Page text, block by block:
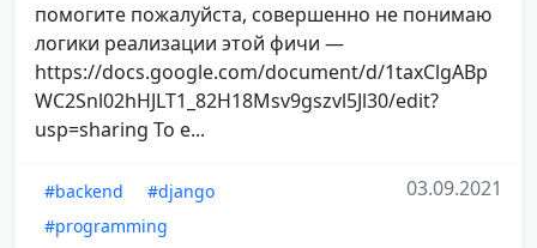
помогите пожалуйста, совершенно не понимаю
логики реализации этой фичи —
https://docs.google.com/document/d/1taxClgABp
WC2Snl02hHJLT1_82H18Msv9gszvl5Jl30/edit?
usp=sharing То е...
#backend
#django
#programming
03.09.2021